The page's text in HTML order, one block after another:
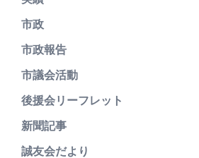
市政
市政報告
市議会活動
後援会リーフレット
新聞記事
誠友会だより